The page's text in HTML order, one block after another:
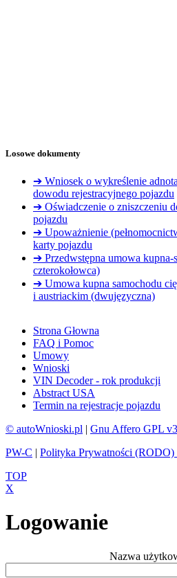
Losowe dokumenty
➔ Wniosek o wykreślenie
dowodu rejestracyjnego pojazdu
➔ Oświadczenie o zniszczeniu
pojazdu
➔ Upoważnienie
karty pojazdu
➔ Przedwstępna umowa kupna-
czterokołowca)
➔ Umowa kupna samochodu
i austriackim (dwujęzyczna)
Strona Głowna
FAQ i Pomoc
Umowy
Wnioski
VIN Decoder - rok produkcji
Abstract USA
Termin na rejestracje pojazdu
© autoWnioski.pl | Gnu Affero GPL
PW-C | Polityka Prywatności
TOP
X
Logowanie
Nazwa